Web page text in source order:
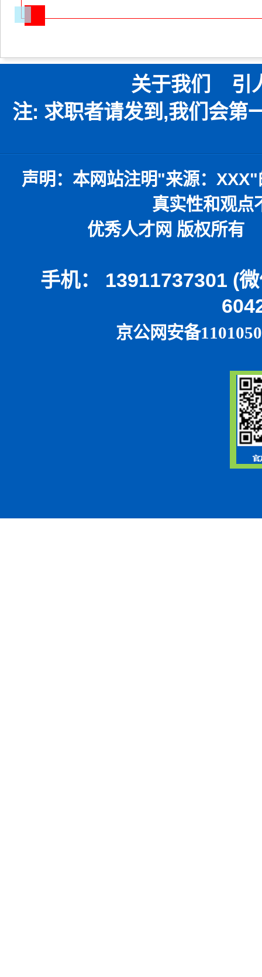
关于我们 引
注: 求职者请发到,我们会第
声明：本网站注明"来源： XXX"
真实性和观点
优秀人才网 版权所有 本网
手机： 13911737301 (
京公网安备